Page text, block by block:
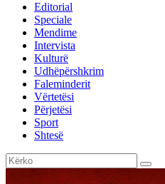
Editorial
Speciale
Mendime
Intervista
Kulturë
Udhëpërshkrim
Faleminderit
Vërtetësi
Përjetësi
Sport
Shtesë